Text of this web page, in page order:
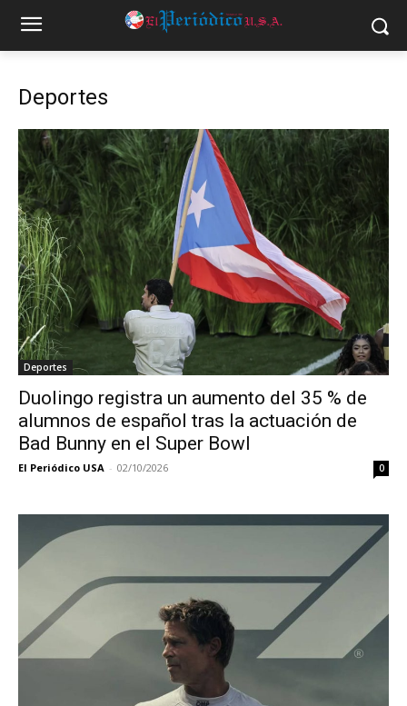
Deportes
Deportes
Duolingo registra un aumento del 35 % de
alumnos de español tras la actuación de
Bad Bunny en el Super Bowl
El Periódico USA - 02/10/2026 0